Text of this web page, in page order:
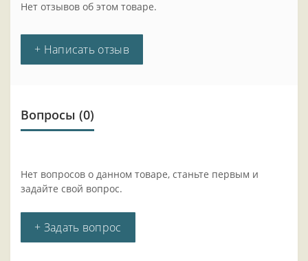
Нет отзывов об этом товаре.
+ Написать отзыв
Вопросы (0)
Нет вопросов о данном товаре, станьте первым и
задайте свой вопрос.
+ Задать вопрос